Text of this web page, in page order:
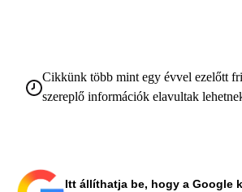
Cikkünk több mint egy évvel ezelőtt
szereplő információk elavultak
Itt állíthatja be, hogy a Google